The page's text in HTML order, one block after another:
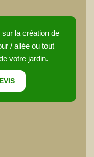
la création de
/ allée ou tout
votre jardin.